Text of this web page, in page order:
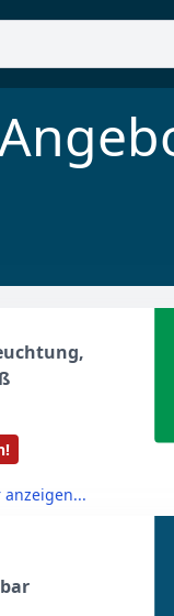
anzeigen...